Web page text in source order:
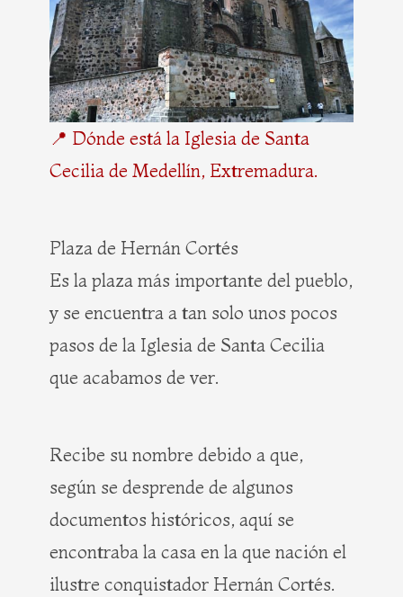
📍 Dónde está la Iglesia de Santa
Cecilia de Medellín, Extremadura.
Plaza de Hernán Cortés
Es la plaza más importante del pueblo,
y se encuentra a tan solo unos pocos
pasos de la Iglesia de Santa Cecilia
que acabamos de ver.
Recibe su nombre debido a que,
según se desprende de algunos
documentos históricos, aquí se
encontraba la casa en la que nación el
ilustre conquistador Hernán Cortés.